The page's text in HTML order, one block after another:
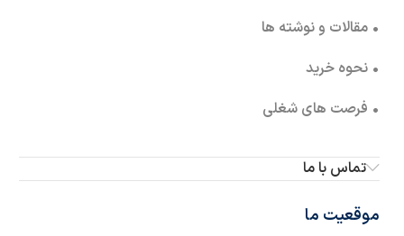
• مقالات و نوشته ها
• نحوه خرید
• فرصت های شغلی
تماس با ما
موقعیت ما